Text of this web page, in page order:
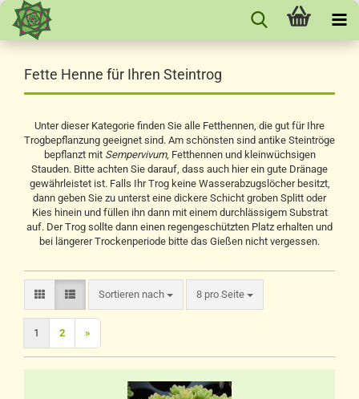
Fette Henne für Ihren Steintrog
Unter dieser Kategorie finden Sie alle Fetthennen, die gut für Ihre
Trogbepflanzung geeignet sind. Am schönsten sind antike Steintröge
bepflanzt mit Sempervivum, Fetthennen und kleinwüchsigen
Stauden. Bitte achten Sie darauf, dass auch hier ein gute Dränage
gewährleistet ist. Falls Ihr Trog keine Wasserabzugslöcher besitzt,
dann geben Sie zu unterst eine dickere Schicht groben Splitt oder
Kies hinein und füllen ihn dann mit einem durchlässigem Substrat
auf. Der Trog sollte dann einen regengeschützten Platz erhalten und
bei längerer Trockenperiode bitte das Gießen nicht vergessen.
Sortieren nach
Sortieren nach 8 pro Seite
pro Seite
1 2 »